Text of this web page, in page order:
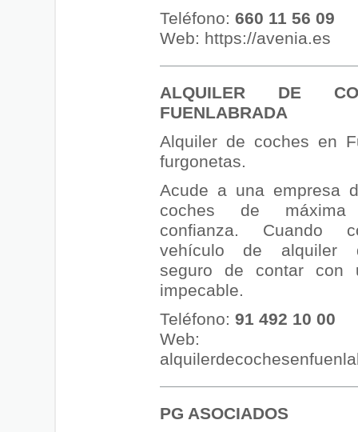
Teléfono: 660 11 56 09
Web: https://avenia.es
ALQUILER DE
FUENLABRADA
Alquiler de coches en
furgonetas.
Acude a una empresa
coches de
confianza. Cuando
vehículo de alquiler
seguro de contar con
impecable.
Teléfono: 91 492 10 00
Web:
PG ASOCIADOS